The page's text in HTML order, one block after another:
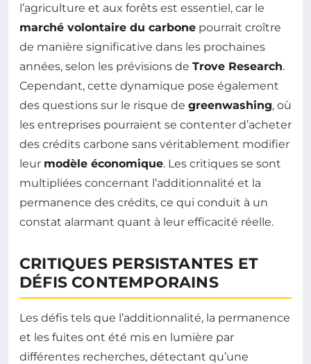
l’agriculture et aux forêts est essentiel, car le
marché volontaire du carbone pourrait croître
de manière significative dans les prochaines
années, selon les prévisions de Trove Research.
Cependant, cette dynamique pose également
des questions sur le risque de greenwashing, où
les entreprises pourraient se contenter d’acheter
des crédits carbone sans véritablement modifier
leur modèle économique. Les critiques se sont
multipliées concernant l’additionnalité et la
permanence des crédits, ce qui conduit à un
constat alarmant quant à leur efficacité réelle.
CRITIQUES PERSISTANTES ET
DÉFIS CONTEMPORAINS
Les défis tels que l’additionnalité, la permanence
et les fuites ont été mis en lumière par
différentes recherches, détectant qu’une